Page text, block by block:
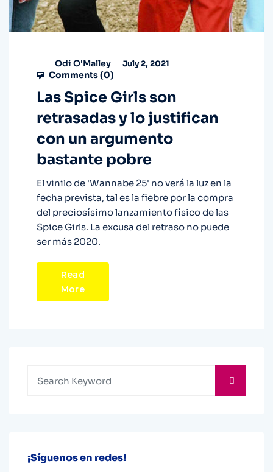
Odi O'Malley July 2, 2021
Comments (0)
Las Spice Girls son
retrasadas y lo justifican
con un argumento
bastante pobre
El vinilo de 'Wannabe 25' no verá la luz en la
fecha prevista, tal es la fiebre por la compra
del preciosísimo lanzamiento físico de las
Spice Girls. La excusa del retraso no puede
ser más 2020.
Read
More
¡Síguenos en redes!